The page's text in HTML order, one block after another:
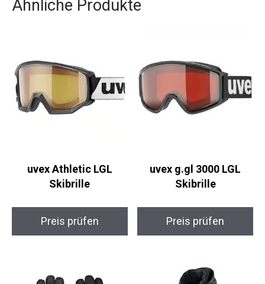
Ähnliche Produkte
uvex Athletic LGL
Skibrille
Preis prüfen
uvex g.gl 3000 LGL
Skibrille
Preis prüfen